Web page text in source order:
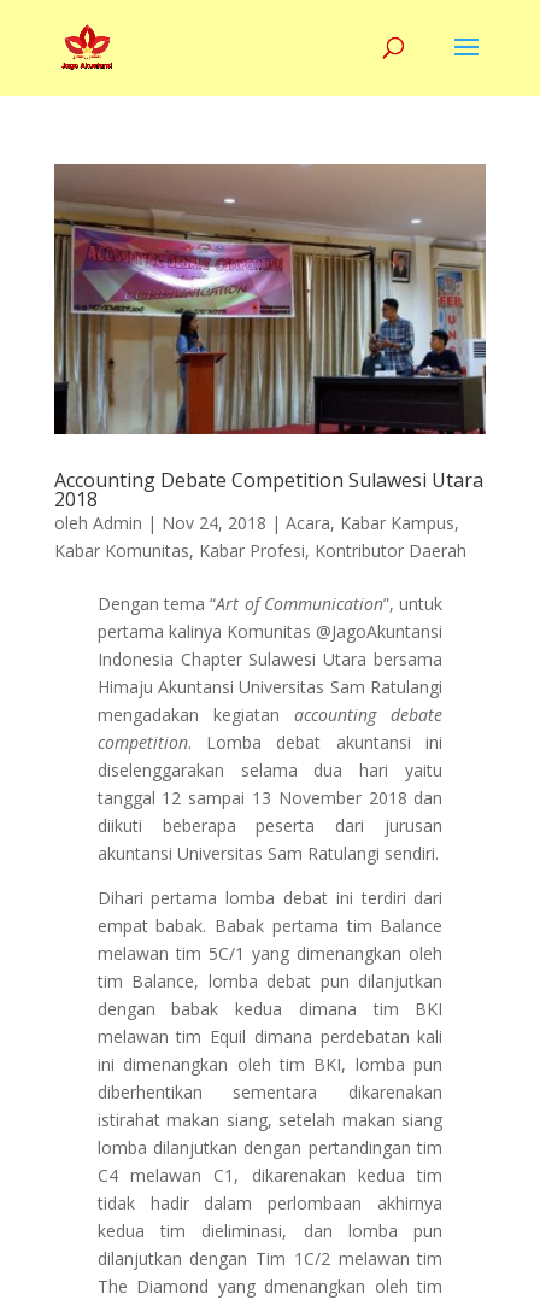
Accounting Debate Competition Sulawesi Utara
2018
oleh Admin | Nov 24, 2018 | Acara, Kabar Kampus,
Kabar Komunitas, Kabar Profesi, Kontributor Daerah
Dengan tema “Art of Communication”, untuk
pertama kalinya Komunitas @JagoAkuntansi
Indonesia Chapter Sulawesi Utara bersama
Himaju Akuntansi Universitas Sam Ratulangi
mengadakan kegiatanaccounting debate
competition. Lomba debat akuntansi ini
diselenggarakan selama dua hari yaitu
tanggal 12 sampai 13 November 2018 dan
diikuti beberapa peserta dari jurusan
akuntansi Universitas Sam Ratulangi sendiri.
Dihari pertama lomba debat ini terdiri dari
empat babak. Babak pertama tim Balance
melawan tim 5C/1 yang dimenangkan oleh
tim Balance, lomba debat pun dilanjutkan
dengan babak kedua dimana tim BKI
melawan tim Equil dimana perdebatan kali
ini dimenangkan oleh tim BKI, lomba pun
diberhentikan sementara dikarenakan
istirahat makan siang, setelah makan siang
lomba dilanjutkan dengan pertandingan tim
C4 melawan C1, dikarenakan kedua tim
tidak hadir dalam perlombaan akhirnya
kedua tim dieliminasi, dan lomba pun
dilanjutkan dengan Tim 1C/2 melawan tim
The Diamond yang dmenangkan oleh tim